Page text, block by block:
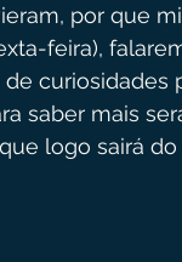
por que
feira),
curiosidades
saber mais
logo sairá do